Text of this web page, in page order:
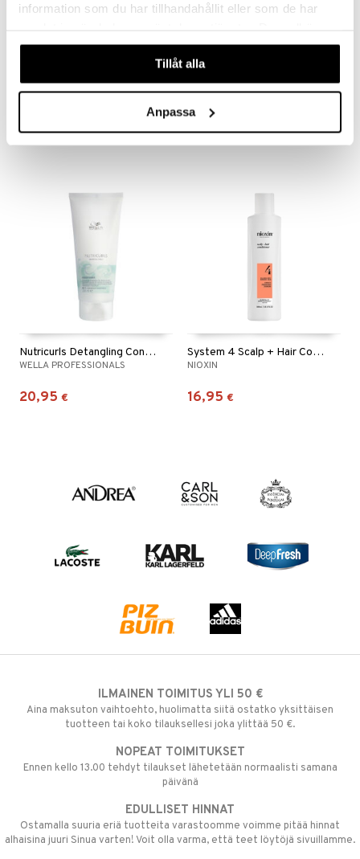
information som du har tillhandahållit eller som de har
våra cookies vid fortsatt användande av vår webbplats.
Tillåt alla
Anpassa
INVIGO SUN After Sun Express Conditioner
WELLA PROFESSIONALS
11,95 € (15,95€)
INVIGO Nutri Enrich Conditioner - Deep Nourishing
WELLA PROFESSIONALS
11,95 € (17,95€)
Nutricurls Detangling Conditioner - Waves & Curls
WELLA PROFESSIONALS
20,95 €
System 4 Scalp + Hair Conditioner
NIOXIN
16,95 €
ILMAINEN TOIMITUS YLI 50 €
Aina maksuton vaihtoehto, huolimatta siitä ostatko yksittäisen
tuotteen tai koko tilauksellesi joka ylittää 50 €.
NOPEAT TOIMITUKSET
Ennen kello 13.00 tehdyt tilaukset lähetetään normaalisti samana
päivänä
EDULLISET HINNAT
Ostamalla suuria eriä tuotteita varastoomme voimme pitää hinnat
alhaisina juuri Sinua varten! Voit olla varma, että teet löytöjä sivuillamme.